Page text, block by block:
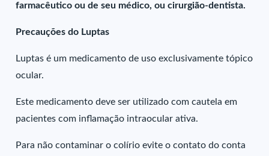
farmacêutico ou de seu médico, ou cirurgião-dentista.
Precauções do Luptas
Luptas é um medicamento de uso exclusivamente tópico
ocular.
Este medicamento deve ser utilizado com cautela em
pacientes com inflamação intraocular ativa.
Para não contaminar o colírio evite o contato do conta